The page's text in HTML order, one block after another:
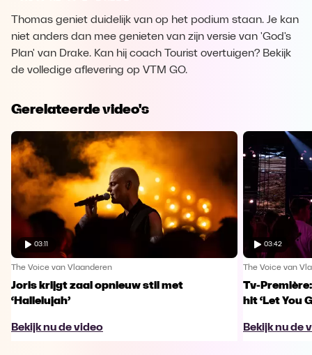
Thomas geniet duidelijk van op het podium staan. Je kan
niet anders dan mee genieten van zijn versie van 'God's
Plan' van Drake. Kan hij coach Tourist overtuigen? Bekijk
de volledige aflevering op VTM GO.
Gerelateerde video's
03:11
The Voice van Vlaanderen
Joris krijgt zaal opnieuw stil met
‘Hallelujah’
Bekijk nu de video
03:42
The Voice van
Tv-
hit ‘Let You
Bekijk nu de